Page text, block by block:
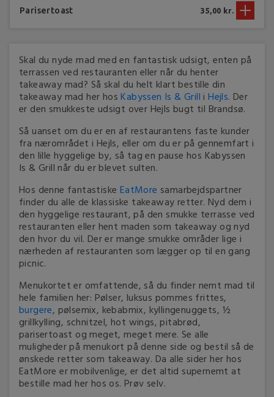
Parisertoast 35,00 kr.
Skal du nyde mad med en fantastisk udsigt, enten på
terrassen ved restauranten eller når du henter
takeaway mad? Så skal du helt klart bestille din
takeaway mad her hosKabyssen Is & Grill iHejls. Der
er den smukkeste udsigt over Hejls bugt til Brandsø.
Så uanset om du er en af restaurantens faste kunder
fra nærområdet i Hejls, eller om du er på gennemfart i
den lille hyggelige by, så tag en pause hos Kabyssen
Is & Grill når du er blevet sulten.
Hos denne fantastiske EatMore samarbejdspartner
finder du alle de klassiske takeaway retter. Nyd dem i
den hyggelige restaurant, på den smukke terrasse ved
restauranten eller hent maden som takeaway og nyd
den hvor du vil. Der er mange smukke områder lige i
nærheden af restauranten som lægger op til en gang
picnic.
Menukortet er omfattende, så du finder nemt mad til
hele familien her: Pølser, luksus pommes frittes,
burgere, pølsemix, kebabmix, kyllingenuggets, ½
grillkylling, schnitzel, hot wings, pitabrød,
parisertoast og meget, meget mere. Se alle
muligheder på menukort på denne side og bestil så de
ønskede retter som takeaway. Da alle sider her hos
EatMore er mobilvenlige, er det altid supernemt at
bestille mad her hos os. Prøv selv.